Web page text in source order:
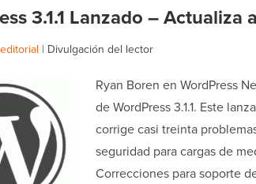
3.1.1 Lanzado – Actualiza
| Divulgación del lector
Ryan Boren en WordPress
de WordPress 3.1.1. Este
corrige casi treinta
seguridad para cargas de
Correcciones para soporte